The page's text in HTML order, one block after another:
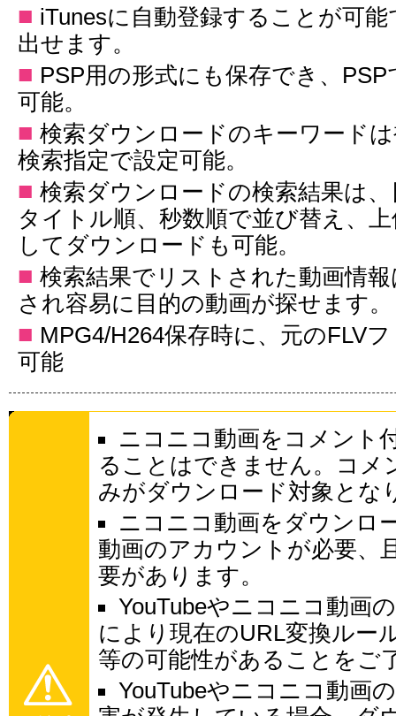
■ iTunesに自動登録することが可
出せます。
■ PSP用の形式にも保存でき、
可能。
■ 検索ダウンロードのキーワード
検索指定で設定可能。
■ 検索ダウンロードの検索結果は
タイトル順、秒数順で並び替え、
してダウンロードも可能。
■ 検索結果でリストされた動画情
され容易に目的の動画が探せます。
■ MPG4/H264保存時に、元のFLV
可能
ニコニコ動画をコメント
ることはできません。コメ
みがダウンロード対象とな
ニコニコ動画をダウンロ
動画のアカウントが必要、
要があります。
YouTubeやニコニコ動画
により現在のURL変換ルー
等の可能性があることをご
YouTubeやニコニコ動画